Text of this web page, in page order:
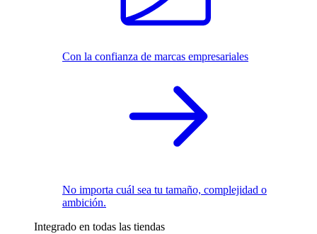
Con la confianza de marcas empresariales
No importa cuál sea tu tamaño, complejidad o
ambición.
Integrado en todas las tiendas